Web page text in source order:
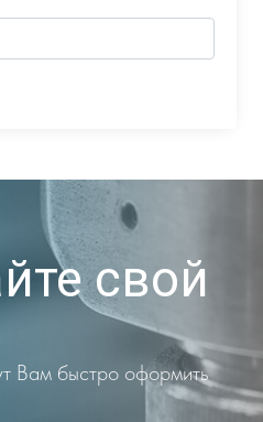
свой
Вам быстро оформить